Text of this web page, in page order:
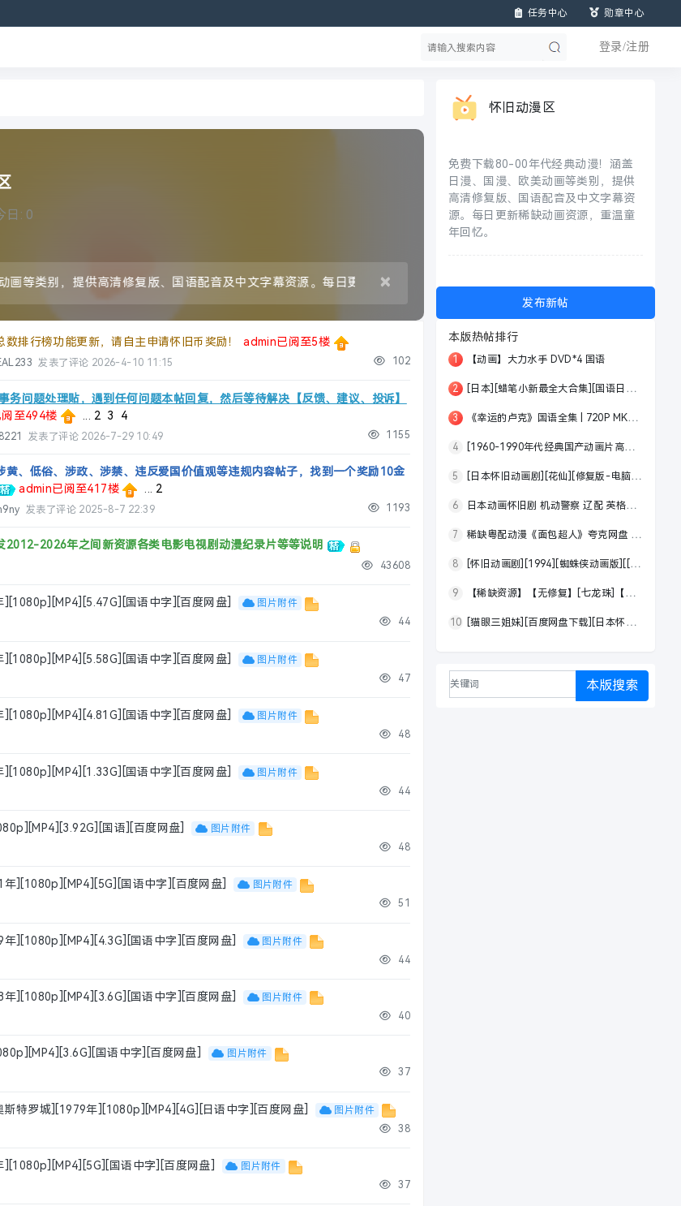
任务中心 勋章中心
登录/注册
日: 0
类别，提供高清修复版、国语配音及中文字幕资源。每日更新稀缺动画资源，重温童年回忆。
×
排行榜功能更新，请自主申请怀旧币奖励！ admin已阅至5楼
发表了评论 2026-4-10 11:15 102
务问题处理贴，遇到任何问题本帖回复，然后等待解决【反馈、建议、投诉】
至494楼 2 3 4
发表了评论 2026-7-29 10:49 1155
黄、低俗、涉政、涉禁、违反爱国价值观等违规内容帖子，找到一个奖励10金
admin已阅至417楼 2
发表了评论 2025-8-7 22:39 1193
2012-2026年之间新资源各类电影电视剧动漫纪录片等等说明
43608
][1080p][MP4][5.47G][国语中字][百度网盘]
图片附件
44
][1080p][MP4][5.58G][国语中字][百度网盘]
图片附件
47
][1080p][MP4][4.81G][国语中字][百度网盘]
图片附件
48
][1080p][MP4][1.33G][国语中字][百度网盘]
图片附件
44
国语][百度网盘]
图片附件
48
年][1080p][MP4][5G][国语中字][百度网盘]
图片附件
51
年][1080p][MP4][4.3G][国语中字][百度网盘]
图片附件
44
年][1080p][MP4][3.6G][国语中字][百度网盘]
图片附件
40
国语中字][百度网盘]
图片附件
37
斯特罗城][1979年][1080p][MP4][4G][日语中字][百度网盘]
图片附件
38
][1080p][MP4][5G][国语中字][百度网盘]
图片附件
37
怀旧动漫区
免费下载80-00年代经典动漫！涵盖
日漫、国漫、欧美动画等类别，提供
高清修复版、国语配音及中文字幕资
源。每日更新稀缺动画资源，重温童
年回忆。
发布新帖
本版热帖排行
1 【动画】大力水手 DVD*4 国语
2 [日本][蜡笔小新最全大合集][国语日语中字][1992至2020年资源大集合][186G] [百度云][稀有首发][终极收藏版][高分经典9.1]
3 《幸运的卢克》国语全集 | 720P MKV高清 | 西部神枪手爆笑历险 | 达顿兄弟宿敌 | 乔利狗MVP | 怀旧经典|百度网盘
4 [1960-1990年代经典国产动画片高清) 全84部珍藏视频合集分享-迅雷云盘下载
5 [日本怀旧动画剧][花仙][修复版-电脑播放切换国语MKV]每集1.6G][1979][冈本茉莉 / 水岛裕 / 白石冬美 / 神山][百度网盘]
6 日本动画怀旧剧 机动警察 辽配 英格拉姆 百度网盘分享 MP4
7 稀缺粤配动漫《面包超人》夸克网盘 1988 收录TVB 104集｜720P 粤日双语中字｜共26.3G
8 [怀旧动画剧][1994][蜘蛛侠动画版][[第1-5季共65集全][30G] -百度网盘
9 【稀缺资源】【无修复】[七龙珠]【辽艺配音】[1986][动画][高分经典9.4][MKV][34,1G][百度网盘][阿里云盘]
10 [猫眼三姐妹][百度网盘下载][日本怀旧剧][全集36全1080P][1983][户田惠子 / 安原义人 / 藤田淑子 / 坂本千夏]
本版搜索